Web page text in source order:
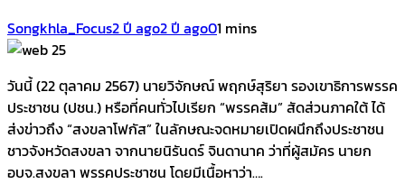
Songkhla_Focus2 ปี ago2 ปี ago01 mins
วันนี้ (22 ตุลาคม 2567) นายวิจักษณ์ พฤกษ์สุริยา รองเขาธิการพรรค
ประชาชน (ปชน.) หรือที่คนทั่วไปเรียก “พรรคส้ม” สัดส่วนภาคใต้ ได้
ส่งข่าวถึง “สงขลาโฟกัส” ในลักษณะจดหมายเปิดผนึกถึงประชาชน
ชาวจังหวัดสงขลา จากนายนิรันดร์ จินดานาค ว่าที่ผู้สมัคร นายก
อบจ.สงขลา พรรคประชาชน โดยมีเนื้อหาว่า….